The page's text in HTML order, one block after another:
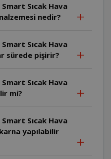
Sıcak Hava
nedir?
Sıcak Hava
sürede pişirir?
Sıcak Hava
mi?
Sıcak Hava
yapılabilir